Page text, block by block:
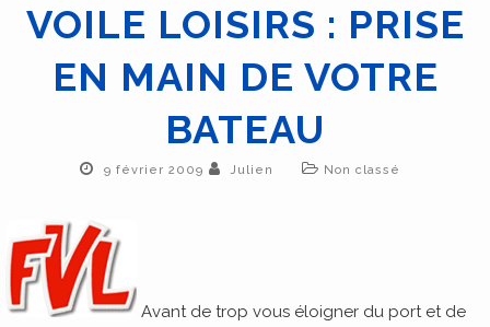
VOILE LOISIRS : PRISE
EN MAIN DE VOTRE
BATEAU
9 février 2009 Julien Non classé
Avant de trop vous éloigner du port et de